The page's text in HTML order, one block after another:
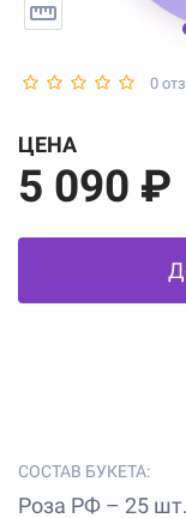
0
ЦЕНА
5 090 ₽
СОСТАВ БУКЕТА:
Роза РФ – 25 шт.